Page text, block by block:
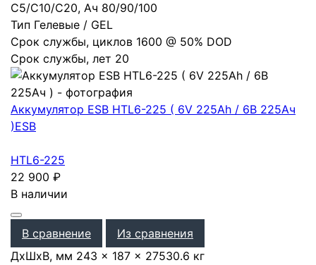
С5/С10/С20, Ач 80/90/100
Тип Гелевые / GEL
Срок службы, циклов 1600 @ 50% DOD
Срок службы, лет 20
Аккумулятор ESB HTL6-225 ( 6V 225Ah / 6В 225Ач
)ESB
HTL6-225
22 900 ₽
В наличии
В сравнение
Из сравнения
ДхШхВ, мм 243 × 187 × 27530.6 кг